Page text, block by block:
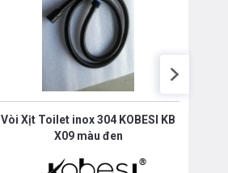
Vòi Xịt Toilet inox 304 KOBESI KB
X09 màu đen